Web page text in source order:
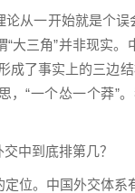
从一开始就是个
大三角”并非现实
成了事实上的三边
，“一个怂一个莽”
中到底排第几？
位。中国外交体系